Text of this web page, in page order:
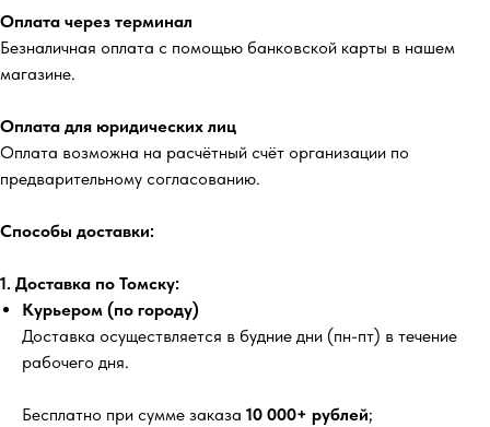
Оплата через терминал
Безналичная оплата с помощью банковской карты в нашем
магазине.
Оплата для юридических лиц
Оплата возможна на расчётный счёт организации по
предварительному согласованию.
Способы доставки:
1. Доставка по Томску:
Курьером (по городу)
Доставка осуществляется в будние дни (пн-пт) в течение
рабочего дня.
Бесплатно при сумме заказа 10 000+ рублей;